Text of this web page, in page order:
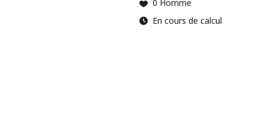
0 Homme
En cours de calcul